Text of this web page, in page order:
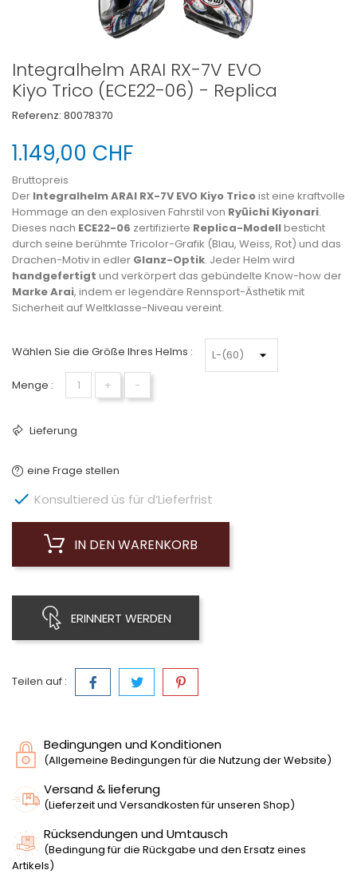
Integralhelm ARAI RX-7V EVO
Kiyo Trico (ECE22-06) - Replica
Referenz: 80078370
1.149,00 CHF
Bruttopreis
Der Integralhelm ARAI RX-7V EVO Kiyo Tricoist eine kraftvolle
Hommage an den explosiven Fahrstil von Ryūichi Kiyonari.
Dieses nach ECE22-06 zertifizierte Replica-Modellbesticht
durch seine berühmte Tricolor-Grafik (Blau, Weiss, Rot) und das
Drachen-Motiv in edler Glanz-Optik. Jeder Helm wird
handgefertigt und verkörpert das gebündelte Know-how der
Marke Arai, indem er legendäre Rennsport-Ästhetik mit
Sicherheit auf Weltklasse-Niveau vereint.
Wählen Sie die Größe Ihres Helms :
Menge : + −
Lieferung
eine Frage stellen
 Konsultiered üs für d’Lieferfrist
IN DEN WARENKORB
ERINNERT WERDEN
Teilen auf :
Bedingungen und Konditionen
(Allgemeine Bedingungen für die Nutzung der Website)
Versand & lieferung
(Lieferzeit und Versandkosten für unseren Shop)
Rücksendungen und Umtausch
(Bedingung für die Rückgabe und den Ersatz eines
Artikels)